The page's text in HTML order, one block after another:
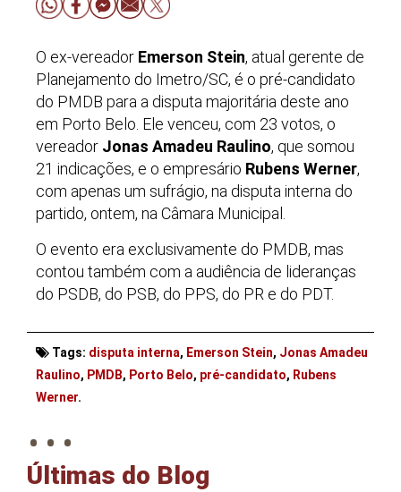
O ex-vereador Emerson Stein, atual gerente de
Planejamento do Imetro/SC, é o pré-candidato
do PMDB para a disputa majoritária deste ano
em Porto Belo. Ele venceu, com 23 votos, o
vereador Jonas Amadeu Raulino, que somou
21 indicações, e o empresário Rubens Werner,
com apenas um sufrágio, na disputa interna do
partido, ontem, na Câmara Municipal.
O evento era exclusivamente do PMDB, mas
contou também com a audiência de lideranças
do PSDB, do PSB, do PPS, do PR e do PDT.
Tags: disputa interna, Emerson Stein, Jonas Amadeu
Raulino, PMDB, Porto Belo, pré-candidato, Rubens
Werner.
. . .
Últimas do Blog